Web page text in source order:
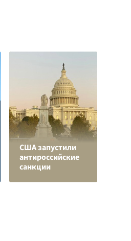
США запустили
антироссийские
санкции